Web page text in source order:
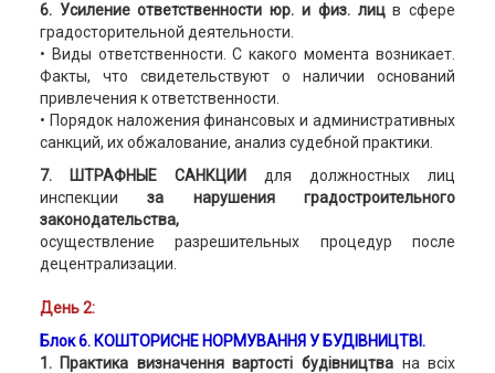
6. Усиление ответственности юр. и физ. лицв сфере
градосторительной деятельности.
• Виды ответственности. С какого момента возникает.
Факты, что свидетельствуют о наличии оснований
привлечения к ответственности.
• Порядок наложения финансовых и административных
санкций, их обжалование, анализ судебной практики.
7. ШТРАФНЫЕ САНКЦИИ для должностных лиц
инспекции за нарушения градостроительного
законодательства,
осуществление разрешительных процедур после
децентрализации.
День 2:
Блок 6. КОШТОРИСНЕ НОРМУВАННЯ У БУДІВНИЦТВІ.
1. Практика визначення вартості будівництва на всіх